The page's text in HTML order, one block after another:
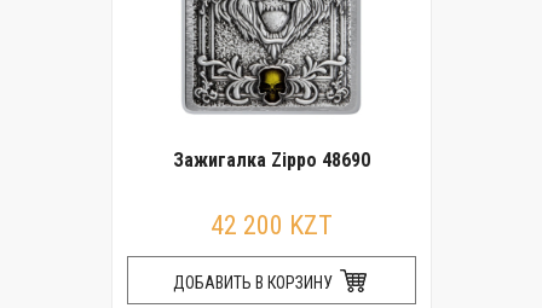
Зажигалка Zippo 48690
42 200 KZT
ДОБАВИТЬ В КОРЗИНУ